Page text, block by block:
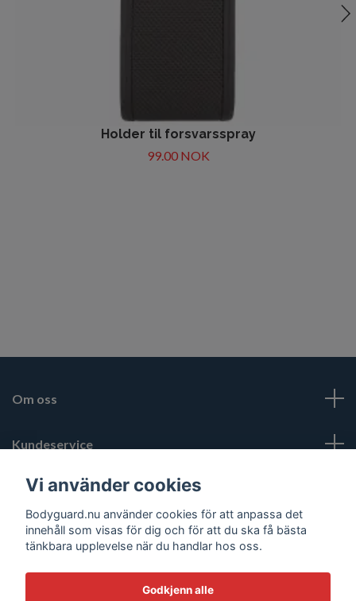
Holder til forsvarsspray
99.00 NOK
Om oss
Kundeservice
Mer
Social Media
Vi använder cookies
Bodyguard.nu använder cookies för att anpassa det
innehåll som visas för dig och för att du ska få bästa
tänkbara upplevelse när du handlar hos oss.
Godkjenn alle